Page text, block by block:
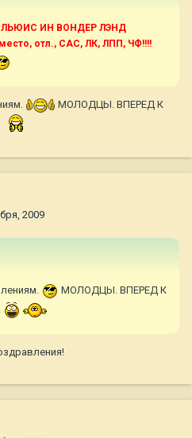
ЛЬЮИС ИН ВОНДЕР ЛЭНД
отл., CАС, ЛК, ЛПП, ЧФ!!!!
МОЛОДЦЫ. ВПЕРЕД К
2009
МОЛОДЦЫ. ВПЕРЕД К